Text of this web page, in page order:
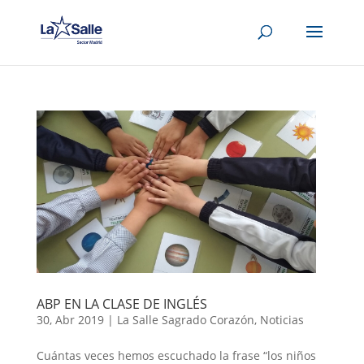
ABP EN LA CLASE DE INGLÉS
30, Abr 2019| La Salle Sagrado Corazón, Noticias
Cuántas veces hemos escuchado la frase “los niños